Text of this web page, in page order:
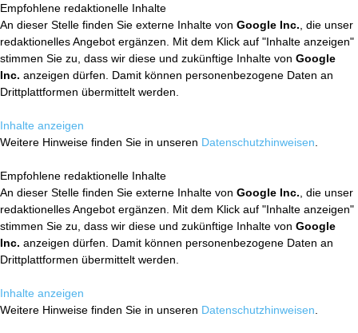
Empfohlene redaktionelle Inhalte
An dieser Stelle finden Sie externe Inhalte von Google Inc. , die unser
redaktionelles Angebot ergänzen. Mit dem Klick auf "Inhalte anzeigen"
stimmen Sie zu, dass wir diese und zukünftige Inhalte von Google
Inc. anzeigen dürfen. Damit können personenbezogene Daten an
Drittplattformen übermittelt werden.
Inhalte anzeigen
Weitere Hinweise finden Sie in unseren Datenschutzhinweisen
Empfohlene redaktionelle Inhalte
An dieser Stelle finden Sie externe Inhalte von Google Inc. , die unser
redaktionelles Angebot ergänzen. Mit dem Klick auf "Inhalte anzeigen"
stimmen Sie zu, dass wir diese und zukünftige Inhalte von Google
Inc. anzeigen dürfen. Damit können personenbezogene Daten an
Drittplattformen übermittelt werden.
Inhalte anzeigen
Weitere Hinweise finden Sie in unseren Datenschutzhinweisen